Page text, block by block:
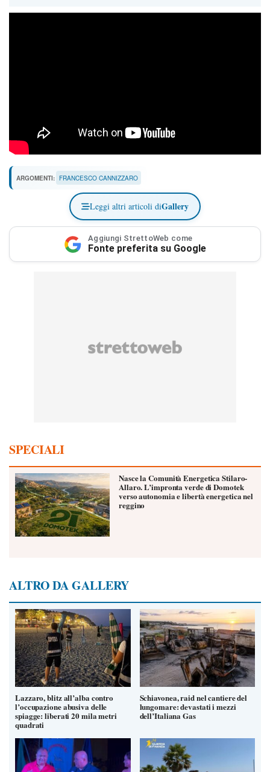
ARGOMENTI: FRANCESCO CANNIZZARO
Leggi altri articoli diGallery
Aggiungi StrettoWeb come
Fonte preferita su Google
SPECIALI
Nasce la Comunità Energetica Stilaro-
Allaro. L’impronta verde di Domotek
verso autonomia e libertà energetica nel
reggino
ALTRO DA GALLERY
Lazzaro, blitz all’alba contro
l’occupazione abusiva delle
spiagge: liberati 20 mila metri
quadrati
Schiavonea, raid nel cantiere del
lungomare: devastati i mezzi
dell’Italiana Gas